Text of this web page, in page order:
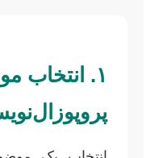
۱. انتخاب